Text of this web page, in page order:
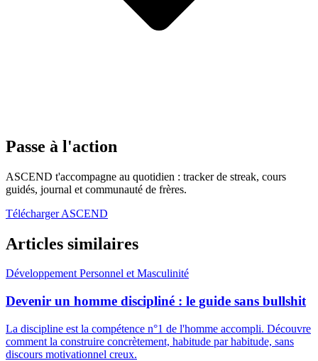
Passe à l'action
ASCEND t'accompagne au quotidien : tracker de streak, cours
guidés, journal et communauté de frères.
Télécharger ASCEND
Articles similaires
Développement Personnel et Masculinité
Devenir un homme discipliné : le guide sans bullshit
La discipline est la compétence n°1 de l'homme accompli. Découvre
comment la construire concrètement, habitude par habitude, sans
discours motivationnel creux.